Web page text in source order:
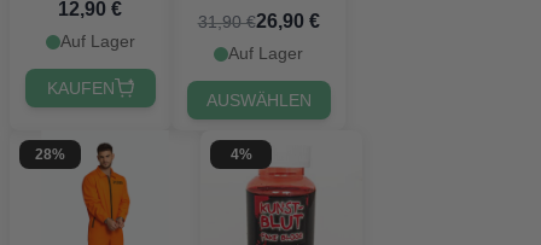
Einheitsgröße
12,90 €
Auf Lager
KAUFEN
31,90 €26,90 €
Auf Lager
AUSWÄHLEN
28% 4%